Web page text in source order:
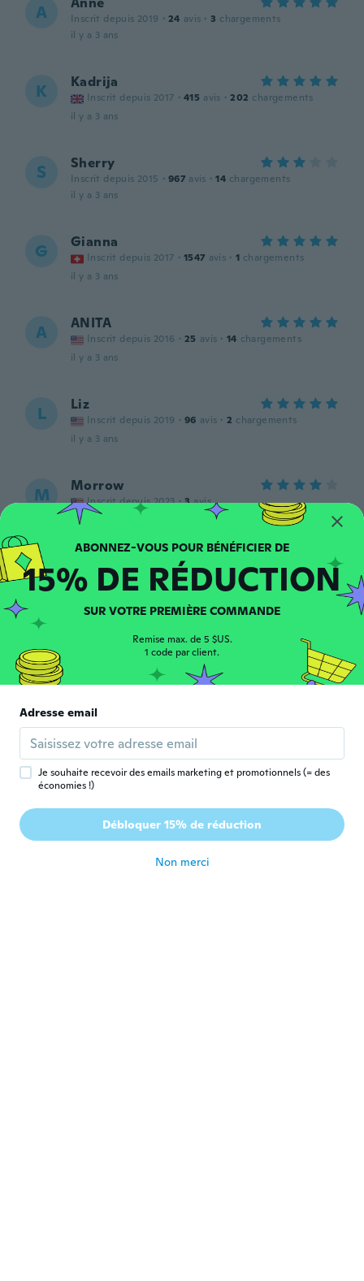
A Inscrit depuis 2019 · 24 avis · 3 chargements
il y a 3 ans
K Kadrija
Inscrit depuis 2017 · 415 avis · 202 chargements
il y a 3 ans
S Sherry
Inscrit depuis 2015 · 967 avis · 14 chargements
il y a 3 ans
G Gianna
Inscrit depuis 2017 · 1547 avis · 1 chargements
il y a 3 ans
A ANITA
Inscrit depuis 2016 · 25 avis · 14 chargements
il y a 3 ans
L Liz
Inscrit depuis 2019 · 96 avis · 2 chargements
il y a 3 ans
M Morrow
Inscrit depuis 2023 · 3 avis
Wanted silver, got gold. Not complaining
them and feel sturdy, came with backs too.
il y a 3 ans
A Andrea
Love them 😘
A Agnes
Inscrit depuis 2016 · 2967 avis
Pretty.Thanks.
Mirko
Inscrit depuis 2020 · 76 avis · 9 chargements
15% DE RÉDUCTION
SUR VOTRE PREMIÈRE COMMANDE
Remise max. de 5 $US.
1 code par client.
Adresse email
Je souhaite recevoir des emails marketing et promotionnels (= des
économies !)
Débloquer 15% de réduction
Non merci